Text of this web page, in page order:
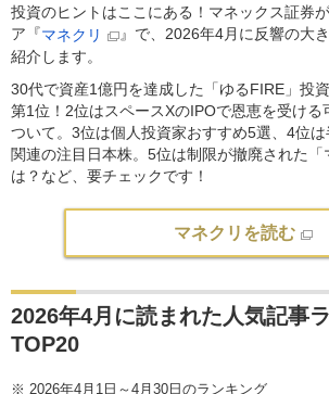
投資のヒントはここにある！マネックス証券
ア『マネクリ
』で、2026年4月に反響の大
紹介します。
30代で資産1億円を達成した「ゆるFIRE」投
第1位！2位はスペースXのIPOで恩恵を受ける
ついて。3位は個人投資家おすすめ5選、4位は
関連の注目日本株。5位は制限が撤廃された「
は？など、要チェックです！
マネクリを読む
2026年4月に読まれた人気記事
TOP20
※ 2026年4月1日～4月30日のランキング